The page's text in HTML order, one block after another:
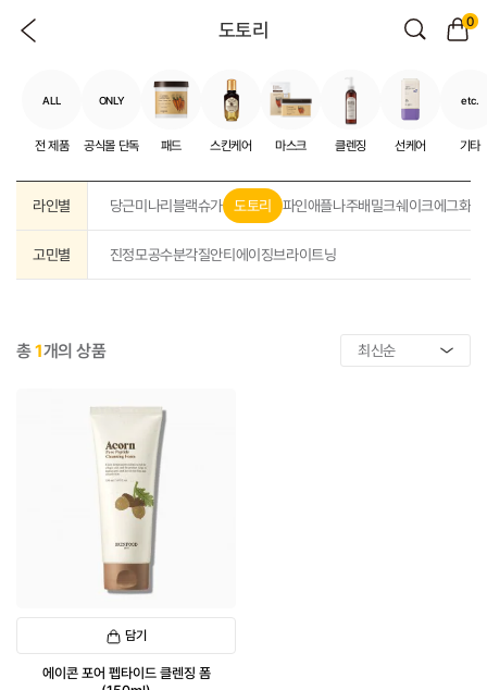
도토리 0
ALL
전 제품
ONLY
공식몰 단독 패드 스킨케어 마스크 클렌징 선케어
etc.
기타
라인별 당근미나리블랙슈가 도토리 파인애플나주배밀크쉐이크에그화이
고민별 진정모공수분각질안티에이징브라이트닝
총1개의 상품
담기
에이콘 포어 펩타이드 클렌징 폼